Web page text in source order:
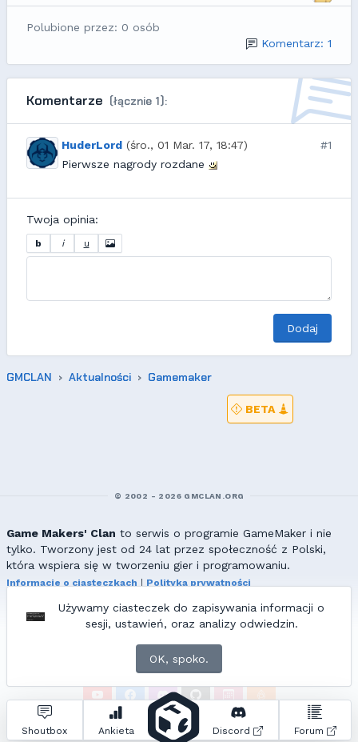
Polubione przez: 0 osób
Komentarz: 1
Komentarze (łącznie 1):
HuderLord (śro., 01 Mar. 17, 18:47)
#1
Pierwsze nagrody rozdane
Twoja opinia:
b i u
Dodaj
GMCLAN Aktualności Gamemaker
Używamy ciasteczek do zapisywania informacji o
sesji, ustawień, oraz analizy odwiedzin.
OK, spoko.
Shoutbox Ankieta Discord Forum
BETA
© 2002 - 2026 GMCLAN.ORG
Game Makers' Clan to serwis o programie GameMaker i nie
tylko. Tworzony jest od 24 lat przez społeczność z Polski,
która wspiera się w tworzeniu gier i programowaniu.
Informacje o ciasteczkach
Polityka prywatności
Wszelkie prawa zastrzeżone. Kopiowanie materiałów bez zgody
redakcji zabronione!
ZNAJDZIESZ NAS TAKŻE NA:
Zapytań do bazy: • Czas generowania: